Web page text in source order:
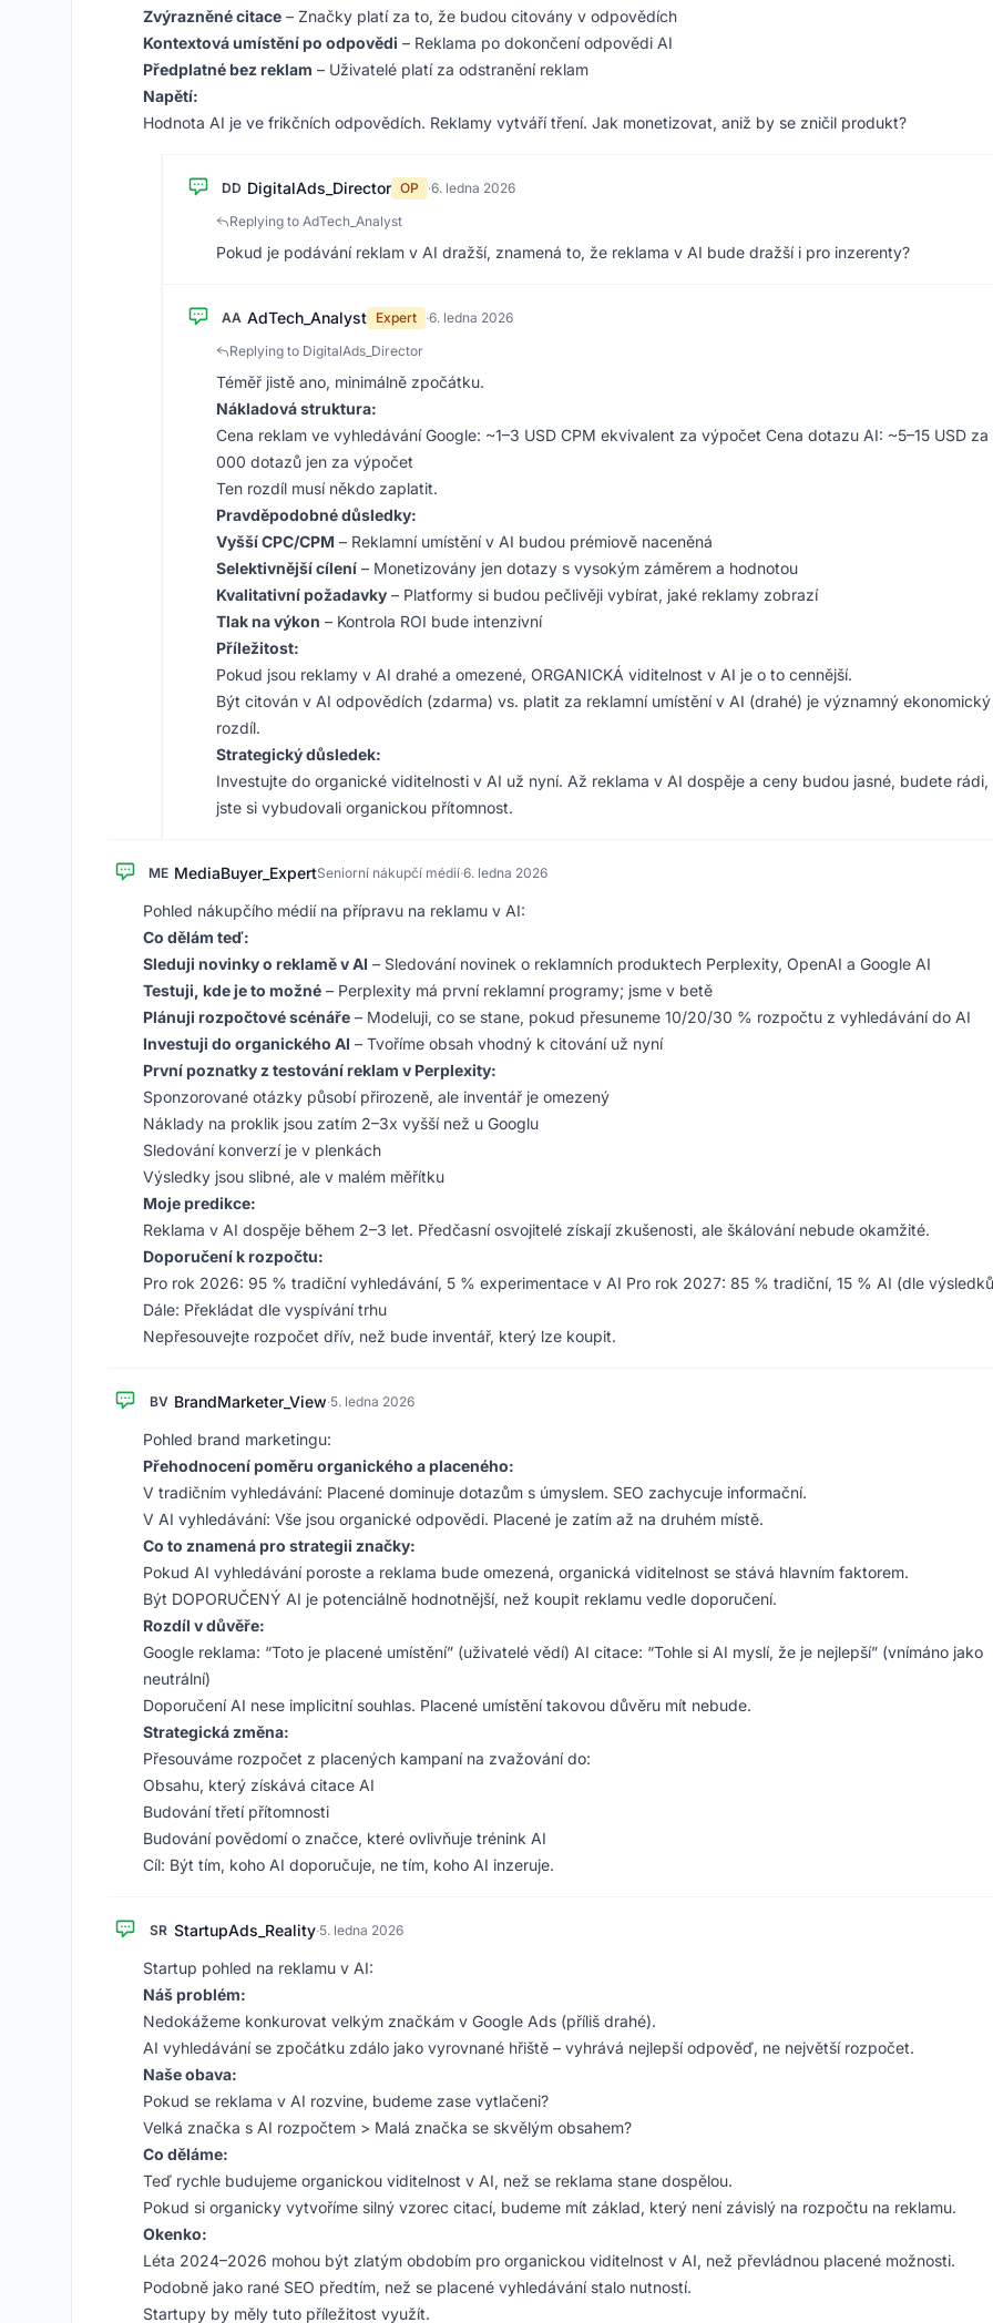
Zvýrazněné citace – Značky platí za to, že budou citovány v odpovědích
Kontextová umístění po odpovědi – Reklama po dokončení odpovědi AI
Předplatné bez reklam – Uživatelé platí za odstranění reklam
Napětí:
Hodnota AI je ve frikčních odpovědích. Reklamy vytváří tření. Jak monetizovat, aniž by se zničil produkt?
DD DigitalAds_Director OP ·6. ledna 2026
Replying to AdTech_Analyst
Pokud je podávání reklam v AI dražší, znamená to, že reklama v AI bude dražší i pro inzerenty?
AA AdTech_Analyst Expert ·6. ledna 2026
Replying to DigitalAds_Director
Téměř jistě ano, minimálně zpočátku.
Nákladová struktura:
Cena reklam ve vyhledávání Google: ~1–3 USD CPM ekvivalent za výpočet Cena dotazu AI: ~5–15 USD za
000 dotazů jen za výpočet
Ten rozdíl musí někdo zaplatit.
Pravděpodobné důsledky:
Vyšší CPC/CPM – Reklamní umístění v AI budou prémiově naceněná
Selektivnější cílení – Monetizovány jen dotazy s vysokým záměrem a hodnotou
Kvalitativní požadavky – Platformy si budou pečlivěji vybírat, jaké reklamy zobrazí
Tlak na výkon – Kontrola ROI bude intenzivní
Příležitost:
Pokud jsou reklamy v AI drahé a omezené, ORGANICKÁ viditelnost v AI je o to cennější.
Být citován v AI odpovědích (zdarma) vs. platit za reklamní umístění v AI (drahé) je významný ekonomický
rozdíl.
Strategický důsledek:
Investujte do organické viditelnosti v AI už nyní. Až reklama v AI dospěje a ceny budou jasné, budete rádi,
jste si vybudovali organickou přítomnost.
ME MediaBuyer_ExpertSeniorní nákupčí médií·6. ledna 2026
Pohled nákupčího médií na přípravu na reklamu v AI:
Co dělám teď:
Sleduji novinky o reklamě v AI – Sledování novinek o reklamních produktech Perplexity, OpenAI a Google AI
Testuji, kde je to možné – Perplexity má první reklamní programy; jsme v betě
Plánuji rozpočtové scénáře – Modeluji, co se stane, pokud přesuneme 10/20/30 % rozpočtu z vyhledávání do AI
Investuji do organického AI – Tvoříme obsah vhodný k citování už nyní
První poznatky z testování reklam v Perplexity:
Sponzorované otázky působí přirozeně, ale inventář je omezený
Náklady na proklik jsou zatím 2–3x vyšší než u Googlu
Sledování konverzí je v plenkách
Výsledky jsou slibné, ale v malém měřítku
Moje predikce:
Reklama v AI dospěje během 2–3 let. Předčasní osvojitelé získají zkušenosti, ale škálování nebude okamžité.
Doporučení k rozpočtu:
Pro rok 2026: 95 % tradiční vyhledávání, 5 % experimentace v AI Pro rok 2027: 85 % tradiční, 15 % AI (dle
Dále: Překládat dle vyspívání trhu
Nepřesouvejte rozpočet dřív, než bude inventář, který lze koupit.
BV BrandMarketer_View·5. ledna 2026
Pohled brand marketingu:
Přehodnocení poměru organického a placeného:
V tradičním vyhledávání: Placené dominuje dotazům s úmyslem. SEO zachycuje informační.
V AI vyhledávání: Vše jsou organické odpovědi. Placené je zatím až na druhém místě.
Co to znamená pro strategii značky:
Pokud AI vyhledávání poroste a reklama bude omezená, organická viditelnost se stává hlavním faktorem.
Být DOPORUČENÝ AI je potenciálně hodnotnější, než koupit reklamu vedle doporučení.
Rozdíl v důvěře:
Google reklama: “Toto je placené umístění” (uživatelé vědí) AI citace: “Tohle si AI myslí, že je nejlepší” (vnímáno jako
neutrální)
Doporučení AI nese implicitní souhlas. Placené umístění takovou důvěru mít nebude.
Strategická změna:
Přesouváme rozpočet z placených kampaní na zvažování do:
Obsahu, který získává citace AI
Budování třetí přítomnosti
Budování povědomí o značce, které ovlivňuje trénink AI
Cíl: Být tím, koho AI doporučuje, ne tím, koho AI inzeruje.
SR StartupAds_Reality·5. ledna 2026
Startup pohled na reklamu v AI:
Náš problém:
Nedokážeme konkurovat velkým značkám v Google Ads (příliš drahé).
AI vyhledávání se zpočátku zdálo jako vyrovnané hřiště – vyhrává nejlepší odpověď, ne největší rozpočet.
Naše obava:
Pokud se reklama v AI rozvine, budeme zase vytlačeni?
Velká značka s AI rozpočtem > Malá značka se skvělým obsahem?
Co děláme:
Teď rychle budujeme organickou viditelnost v AI, než se reklama stane dospělou.
Pokud si organicky vytvoříme silný vzorec citací, budeme mít základ, který není závislý na rozpočtu na reklamu.
Okenko:
Léta 2024–2026 mohou být zlatým obdobím pro organickou viditelnost v AI, než převládnou placené možnosti.
Podobně jako rané SEO předtím, než se placené vyhledávání stalo nutností.
Startupy by měly tuto příležitost využít.